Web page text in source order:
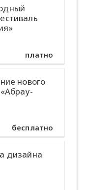
платно
нового
бесплатно
дизайна